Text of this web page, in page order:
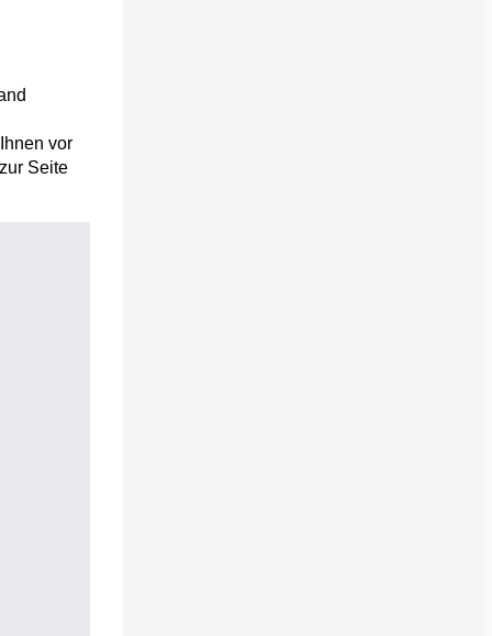
vor
Seite